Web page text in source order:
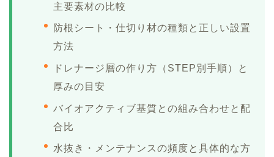
主要素材の比較
防根シート・仕切り材の種類と正しい設置
方法
ドレナージ層の作り方（STEP別手順）と
厚みの目安
バイオアクティブ基質との組み合わせと配
合比
水抜き・メンテナンスの頻度と具体的な方